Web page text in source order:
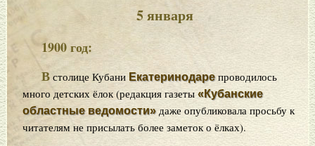
5 января
1900 год:
В столице Кубани Екатеринодарепроводилось
много детских ёлок (редакция газеты «Кубанские
областные ведомости» даже опубликовала просьбу к
читателям не присылать более заметок о ёлках).